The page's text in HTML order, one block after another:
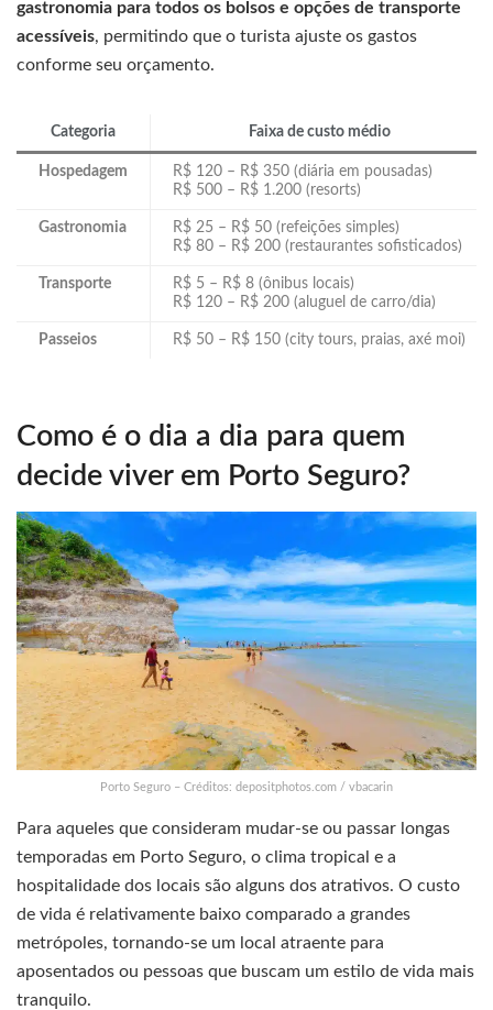
gastronomia para todos os bolsos e opções de transporte
acessíveis, permitindo que o turista ajuste os gastos
conforme seu orçamento.
Categoria Faixa de custo médio
Hospedagem
R$ 120 – R$ 350 (diária em pousadas)
R$ 500 – R$ 1.200 (resorts)
Gastronomia
R$ 25 – R$ 50 (refeições simples)
R$ 80 – R$ 200 (restaurantes sofisticados)
Transporte
R$ 5 – R$ 8 (ônibus locais)
R$ 120 – R$ 200 (aluguel de carro/dia)
Passeios R$ 50 – R$ 150 (city tours, praias, axé moi)
Como é o dia a dia para quem
decide viver em Porto Seguro?
Porto Seguro – Créditos: depositphotos.com / vbacarin
Para aqueles que consideram mudar-se ou passar longas
temporadas em Porto Seguro, o clima tropical e a
hospitalidade dos locais são alguns dos atrativos. O custo
de vida é relativamente baixo comparado a grandes
metrópoles, tornando-se um local atraente para
aposentados ou pessoas que buscam um estilo de vida mais
tranquilo.